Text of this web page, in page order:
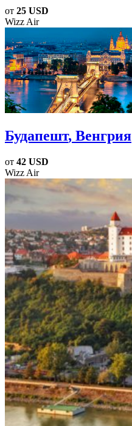
от 25 USD
Wizz Air
Будапешт, Венгрия
от 42 USD
Wizz Air